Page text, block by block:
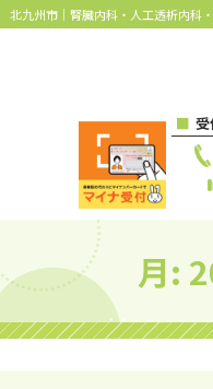
北九州市｜腎臓内科・人工透析内科
受
月: